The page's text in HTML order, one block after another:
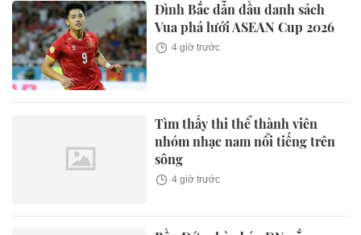
Đình Bắc dẫn đầu danh sách
Vua phá lưới ASEAN Cup 2026
4 giờ trước
Tìm thấy thi thể thành viên
nhóm nhạc nam nổi tiếng trên
sông
4 giờ trước